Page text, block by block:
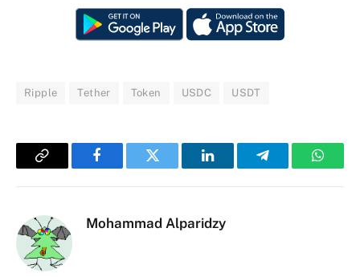
Ripple Tether Token USDC USDT
Copy
FacebookTwitter LinkedInTelegram
Mohammad Alparidzy